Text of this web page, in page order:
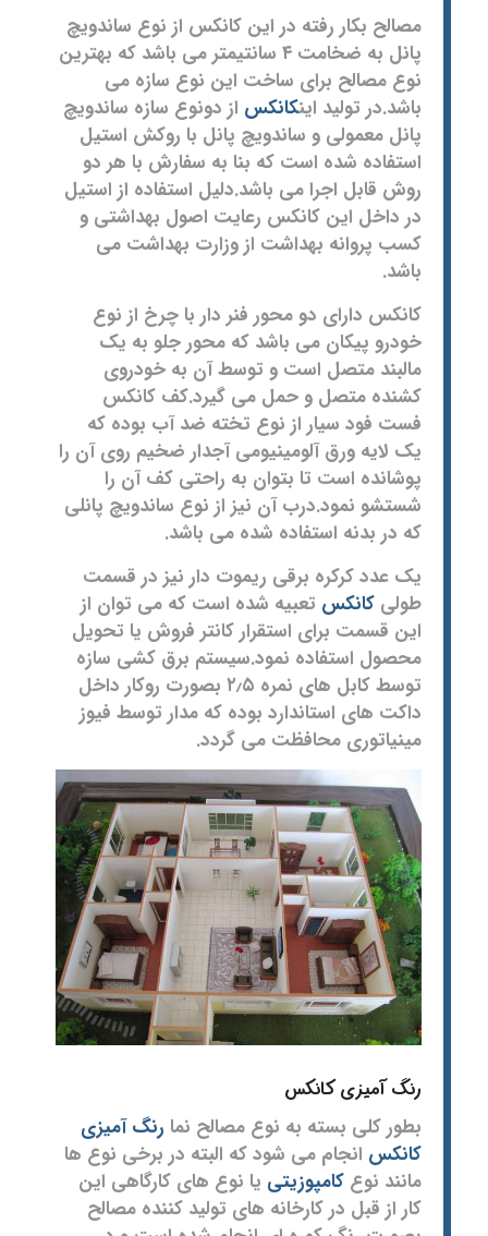
مصالح بکار رفته در این کانکس از نوع ساندویچ
پانل به ضخامت ۴ سانتیمتر می باشد که بهترین
نوع مصالح برای ساخت این نوع سازه می
باشد.در تولید اینکانکس از دونوع سازه ساندویچ
پانل معمولی و ساندویچ پانل با روکش استیل
استفاده شده است که بنا به سفارش با هر دو
روش قابل اجرا می باشد.دلیل استفاده از استیل
در داخل این کانکس رعایت اصول بهداشتی و
کسب پروانه بهداشت از وزارت بهداشت می
باشد.
کانکس دارای دو محور فنر دار با چرخ از نوع
خودرو پیکان می باشد که محور جلو به یک
مالبند متصل است و توسط آن به خودروی
کشنده متصل و حمل می گیرد.کف کانکس
فست فود سیار از نوع تخته ضد آب بوده که
یک لایه ورق آلومینیومی آجدار ضخیم روی آن را
پوشانده است تا بتوان به راحتی کف آن را
شستشو نمود.درب آن نیز از نوع ساندویچ پانلی
که در بدنه استفاده شده می باشد.
یک عدد کرکره برقی ریموت دار نیز در قسمت
طولی کانکس تعبیه شده است که می توان از
این قسمت برای استقرار کانتر فروش یا تحویل
محصول استفاده نمود.سیستم برق کشی سازه
توسط کابل های نمره ۲٫۵ بصورت روکار داخل
داکت های استاندارد بوده که مدار توسط فیوز
مینیاتوری محافظت می گردد.
رنگ آمیزی کانکس
بطور کلی بسته به نوع مصالح نما رنگ آمیزی
کانکس انجام می شود که البته در برخی نوع ها
مانند نوع کامپوزیتی یا نوع های کارگاهی این
کار از قبل در کارخانه های تولید کننده مصالح